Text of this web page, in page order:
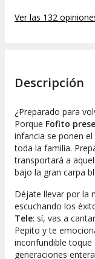
Ver las 132
Descripción
¿Preparado para
Porque Fofito
infancia se ponen
toda la familia.
transportará a
bajo la gran carpa
Déjate llevar por la
escuchando los
Tele: sí, vas a cantar
Pepito y te
inconfundible toque
generaciones